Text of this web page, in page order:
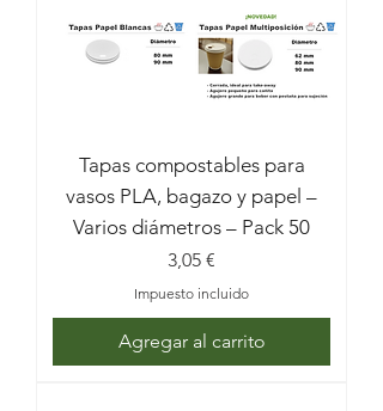
Tapas compostables para
vasos PLA, bagazo y papel –
Varios diámetros – Pack 50
Precio
3,05 €
Impuesto incluido
Agregar al carrito